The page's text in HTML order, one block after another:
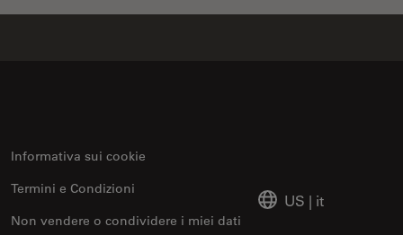
Informativa sui cookie
Non vendere o condividere i miei dati
Termini e Condizioni
US | it